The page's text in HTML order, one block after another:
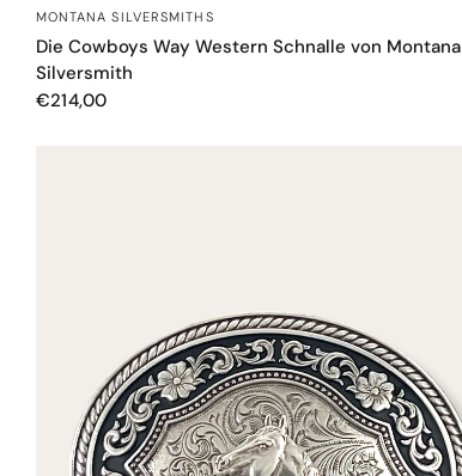
SCHNELLANSICHT
MONTANA SILVERSMITHS
Die Cowboys Way Western Schnalle von Montana
Silversmith
€214,00